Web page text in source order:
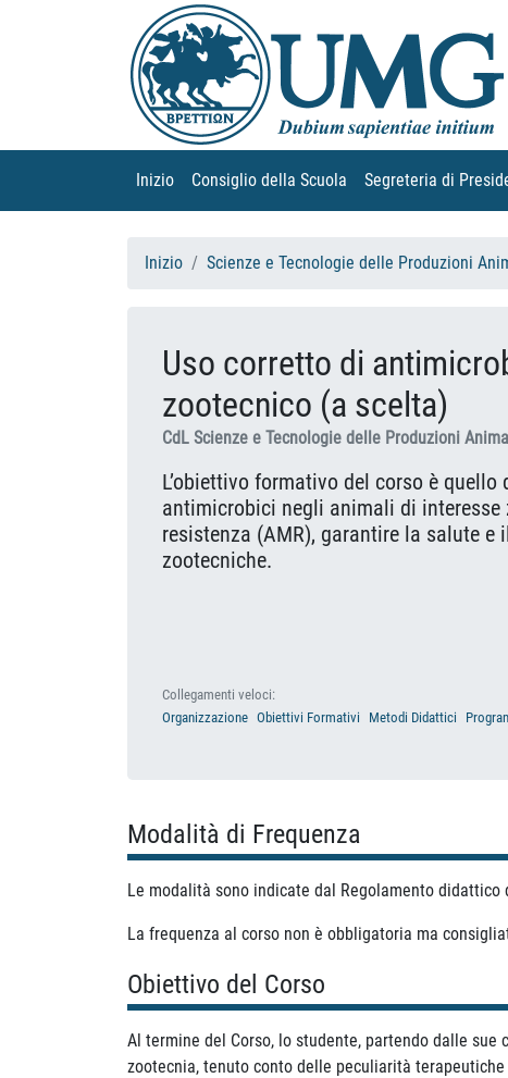
Inizio (current)
Consiglio della Scuola (current)
Segreteria di
Inizio Scienze e Tecnologie delle Produzioni
Uso corretto di
zootecnico (a scelta)
CdL Scienze e Tecnologie delle Produzioni
L’obiettivo formativo del corso è
antimicrobici negli animali di
resistenza (AMR), garantire la salute e
zootecniche.
Collegamenti veloci:
Organizzazione Obiettivi Formativi Metodi Didattici
Modalità di Frequenza
Le modalità sono indicate dal Regolamento didattico
La frequenza al corso non è obbligatoria ma
Obiettivo del Corso
Al termine del Corso, lo studente, partendo dalle
zootecnia, tenuto conto delle peculiarità